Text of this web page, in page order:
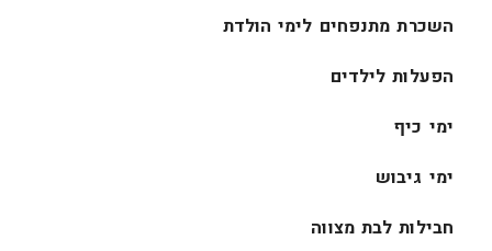
השכרת מתנפחים לימי הולדת
הפעלות לילדים
ימי כיף
ימי גיבוש
חבילות לבת מצווה